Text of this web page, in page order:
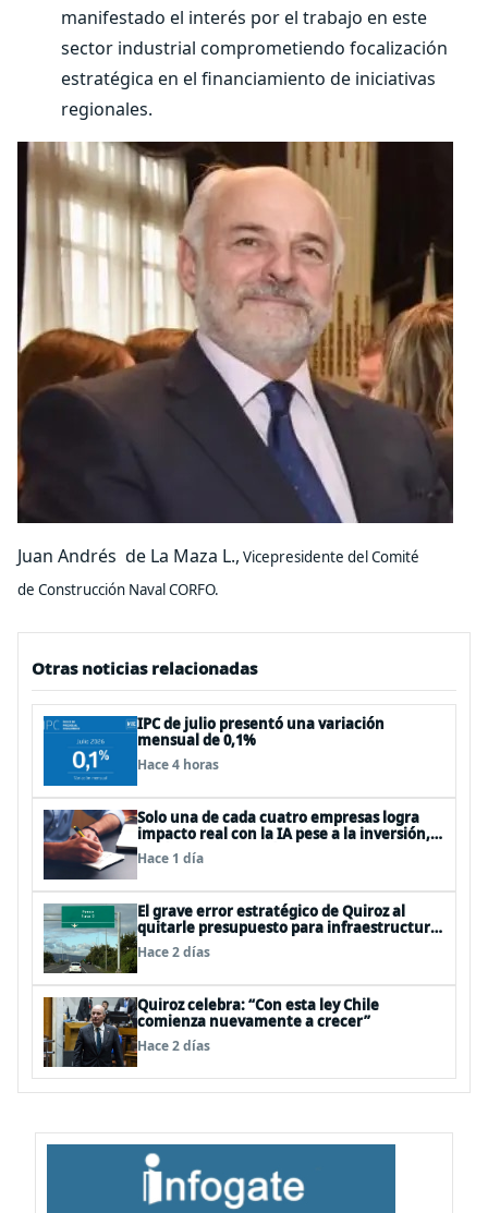
manifestado el interés por el trabajo en este
sector industrial comprometiendo focalización
estratégica en el financiamiento de iniciativas
regionales.
Juan Andrés de La Maza L., Vicepresidente del Comité
de Construcción Naval CORFO.
Otras noticias relacionadas
IPC de julio presentó una variación
mensual de 0,1%
Hace 4 horas
Solo una de cada cuatro empresas logra
impacto real con la IA pese a la inversión,
según el Foro Económico Mundial
Hace 1 día
El grave error estratégico de Quiroz al
quitarle presupuesto para infraestructura
vial del Biobío
Hace 2 días
Quiroz celebra: “Con esta ley Chile
comienza nuevamente a crecer”
Hace 2 días